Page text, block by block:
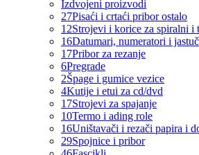
Izdvojeni proizvodi
27Pisaći i crtaći pribor ostalo
12Strojevi i korice za spiralni i
16Datumari, numeratori i
17Pribor za rezanje
6Pregrade
2Špage i gumice vezice
4Kutije i etui za cd/dvd
17Strojevi za spajanje
10Termo i ading role
16Uništavači i rezači papira i
29Spojnice i pribor